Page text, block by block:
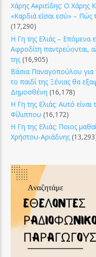
Χάρης Ακριτίδης: Ο
«Καρδιά είσαι εσύ» – Πώς
(17,290)
Η Γη της Ελιάς – Επόμενα
Αφροδίτη παντρεύονται,
της (16,905)
Βάσια Παναγοπούλου για
το παιδί της Ξένιας θα
Δημοσθένη (16,178)
Η Γη της Ελιάς: Αυτό
Φίλιππου (16,172)
Η Γη της Ελιάς: Ποιος
Χρήστου-Αριάδνης